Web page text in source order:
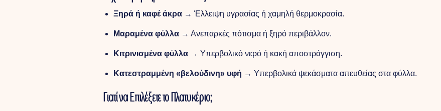
Ξηρά ή καφέ άκρα→ Έλλειψη υγρασίας ή χαμηλή θερμοκρασία.
Μαραμένα φύλλα→ Ανεπαρκές πότισμα ή ξηρό περιβάλλον.
Κιτρινισμένα φύλλα→ Υπερβολικό νερό ή κακή αποστράγγιση.
Κατεστραμμένη «βελούδινη» υφή → Υπερβολικά ψεκάσματα απευθείας στα φύλλα.
Γιατί να Επιλέξετε το Πλατυκέριο;